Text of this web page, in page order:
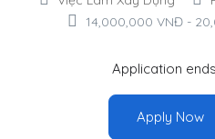
14,000,000 VNĐ -
Application
Apply Now